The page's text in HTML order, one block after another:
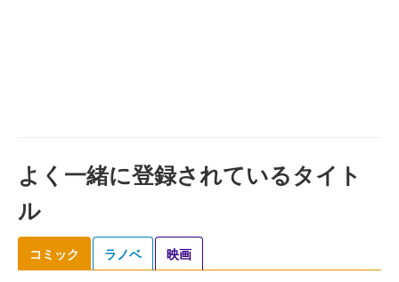
よく一緒に登録されているタイト
ル
コミック ラノベ 映画